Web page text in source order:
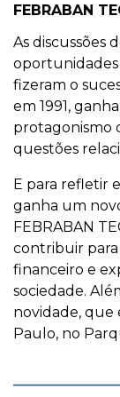
FEBRABAN
As discussões
oportunidades
fizeram o
em 1991,
protagonismo
questões
E para refletir
ganha um
FEBRABAN
contribuir
financeiro e
sociedade.
novidade, que
Paulo, no